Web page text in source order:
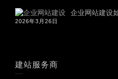
企业网站建设
2026年3月26日
建站服务商